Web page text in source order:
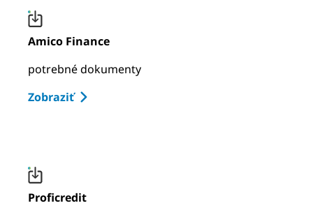
Amico Finance
potrebné dokumenty
Zobraziť
Proficredit